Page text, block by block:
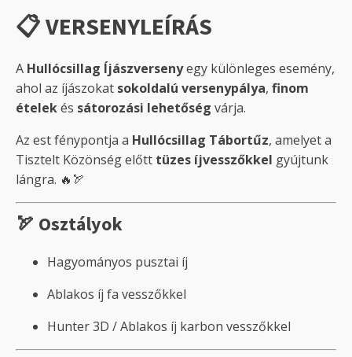
📋 VERSENYLEÍRÁS
A Hullócsillag Íjászversenyegy különleges esemény,
ahol az íjászokat sokoldalú versenypálya, finom
ételekés sátorozási lehetőség várja.
Az est fénypontja a Hullócsillag Tábortűz, amelyet a
Tisztelt Közönség előtt tüzes íjvesszőkkel gyújtunk
lángra. 🔥🏹
🏹 Osztályok
Hagyományos pusztai íj
Ablakos íj fa vesszőkkel
Hunter 3D / Ablakos íj karbon vesszőkkel